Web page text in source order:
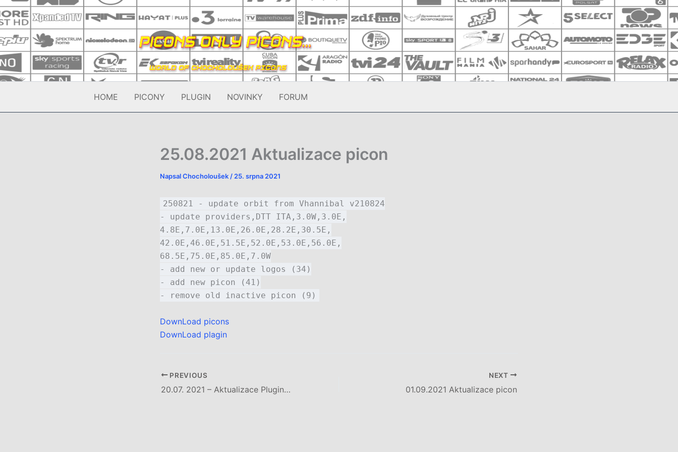
Přeskočit
na
obsah
HOME PICONY PLUGIN NOVINKY FORUM
25.08.2021 Aktualizace picon
NapsalChocholoušek / 25. srpna 2021
250821 - update orbit from Vhannibal v210824
- update providers,DTT ITA,3.0W,3.0E,
4.8E,7.0E,13.0E,26.0E,28.2E,30.5E,
42.0E,46.0E,51.5E,52.0E,53.0E,56.0E,
68.5E,75.0E,85.0E,7.0W
- add new or update logos (34)
- add new picon (41)
- remove old inactive picon (9)
DownLoad picons
DownLoad plagin
PREVIOUS
20.07. 2021 – Aktualizace Pluginu Chocholoušek picon!
NEXT
01.09.2021 Aktualizace picon